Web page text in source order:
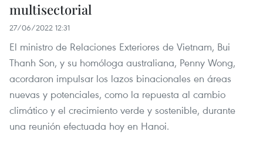
multisectorial
27/06/2022 12:31
El ministro de Relaciones Exteriores de Vietnam, Bui
Thanh Son, y su homóloga australiana, Penny Wong,
acordaron impulsar los lazos binacionales en áreas
nuevas y potenciales, como la repuesta al cambio
climático y el crecimiento verde y sostenible, durante
una reunión efectuada hoy en Hanoi.